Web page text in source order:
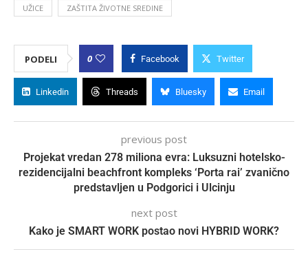
UŽICE ZAŠTITA ŽIVOTNE SREDINE
PODELI 0 Facebook Twitter
Linkedin Threads Bluesky Email
previous post
Projekat vredan 278 miliona evra: Luksuzni hotelsko-
rezidencijalni beachfront kompleks ‘Porta rai’ zvanično
predstavljen u Podgorici i Ulcinju
next post
Kako je SMART WORK postao novi HYBRID WORK?